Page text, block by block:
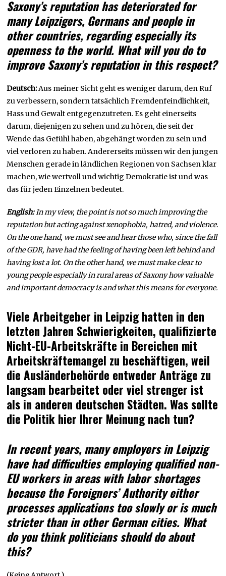
Saxony’s reputation has deteriorated for
many Leipzigers, Germans and people in
other countries, regarding especially its
openness to the world. What will you do to
improve Saxony’s reputation in this respect?
Deutsch:Aus meiner Sicht geht es weniger darum, den Ruf
zu verbessern, sondern tatsächlich Fremdenfeindlichkeit,
Hass und Gewalt entgegenzutreten. Es geht einerseits
darum, diejenigen zu sehen und zu hören, die seit der
Wende das Gefühl haben, abgehängt worden zu sein und
viel verloren zu haben. Andererseits müssen wir den jungen
Menschen gerade in ländlichen Regionen von Sachsen klar
machen, wie wertvoll und wichtig Demokratie ist und was
das für jeden Einzelnen bedeutet.
English: In my view, the point is not so much improving the
reputation but acting against xenophobia, hatred, and violence.
On the one hand, we must see and hear those who, since the fall
of the GDR, have had the feeling of having been left behind and
having lost a lot. On the other hand, we must make clear to
young people especially in rural areas of Saxony how valuable
and important democracy is and what this means for everyone.
Viele Arbeitgeber in Leipzig hatten in den
letzten Jahren Schwierigkeiten, qualifizierte
Nicht-EU-Arbeitskräfte in Bereichen mit
Arbeitskräftemangel zu beschäftigen, weil
die Ausländerbehörde entweder Anträge zu
langsam bearbeitet oder viel strenger ist
als in anderen deutschen Städten. Was sollte
die Politik hier Ihrer Meinung nach tun?
In recent years, many employers in Leipzig
have had difficulties employing qualified non-
EU workers in areas with labor shortages
because the Foreigners’ Authority either
processes applications too slowly or is much
stricter than in other German cities. What
do you think politicians should do about
this?